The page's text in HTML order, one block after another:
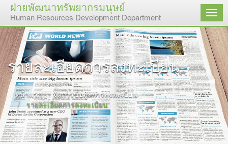
ฝ่ายพัฒนาทรัพยากรมนุษย์
Human Resources Development Department เมนู
รายละเอียดการลงทะเบียน
หน้าแรก
จัดการข้อมูลการลงทะเบียน
รายละเอียดการลงทะเบียน